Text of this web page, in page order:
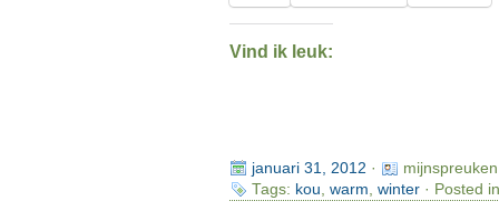
Vind ik leuk:
januari 31, 2012 ·
Tags: kou warm winter· Posted